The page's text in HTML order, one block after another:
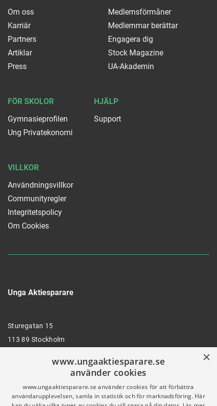
Unga Aktiesparare
Sturegatan 15
113 89 Stockholm
Om oss
Karriär
Partners
Artiklar
Press
Medlemsförmåner
Medlemmar berättar
Engagera dig
Stock Magazine
UA-Akademin
FÖR SKOLOR
Gymnasieprofilen
Ung Privatekonomi
HJÄLP
Support
VILLKOR
Användningsvillkor
Communityregler
Integritetspolicy
Om Cookies
×
www.ungaaktiesparare.se
använder cookies
www.ungaaktiesparare.se använder cookies för att förbättra
användarupplevelsen, samla in statistik och för marknadsföring. Här